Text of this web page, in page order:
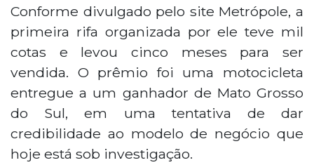
Almeida, conhecido como Diogo 305, foi
libertado na Bahia após decisão judicial
que reconheceu excesso de prazo em sua
prisão preventiva. Ele é investigado por
promover rifas ilegais que fizeram vítimas
em Mato Grosso do Sul. Preso em
fevereiro durante operação policial, Diogo
é suspeito de organizar esquema que
movimentava grandes quantias através
de sorteios ilegais de veículos de luxo. Na
Conforme divulgado pelo site Metrópole, a
primeira rifa organizada por ele teve mil
cotas e levou cinco meses para ser
vendida. O prêmio foi uma motocicleta
entregue a um ganhador de Mato Grosso
do Sul, em uma tentativa de dar
credibilidade ao modelo de negócio que
hoje está sob investigação.